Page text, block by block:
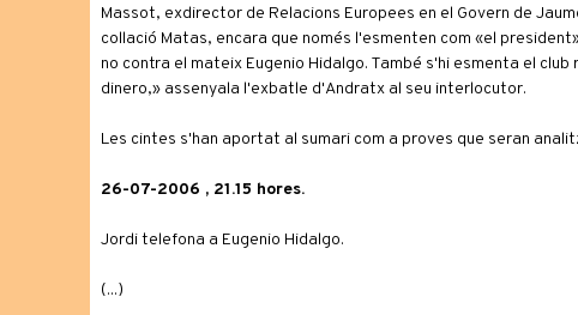
Massot, exdirector de Relacions Europees en el Govern de
col·lació Matas, encara que només l'esmenten com «el
no contra el mateix Eugenio Hidalgo. També s'hi esmenta el
dinero,» assenyala l'exbatle d'Andratx al seu interlocutor.
Les cintes s'han aportat al sumari com a proves que seran
26-07-2006 , 21.15 hores.
Jordi telefona a Eugenio Hidalgo.
(...)